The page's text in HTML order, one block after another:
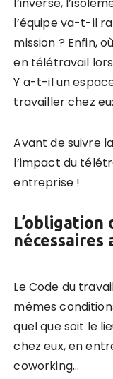
l’inverse,
l’équipe va-t-il
mission ? Enfin,
en télétravail
Y a-t-il un
travailler chez
Avant de suivre
l’impact du
entreprise !
L’obligation
Le Code du
mêmes
quel que soit le
chez eux, en
coworking…